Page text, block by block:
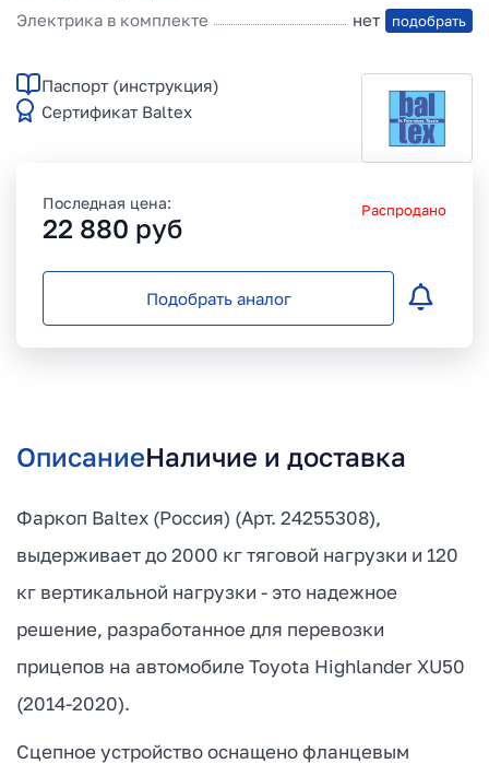
Электрика в комплекте
нет подобрать
Паспорт (инструкция)
Сертификат Baltex
Последная цена:
22 880 руб
Распродано
Подобрать аналог
ОписаниеНаличие и доставка
Фаркоп Baltex (Россия) (Арт. 24255308),
выдерживает до 2000 кг тяговой нагрузки и 120
кг вертикальной нагрузки - это надежное
решение, разработанное для перевозки
прицепов на автомобиле Toyota Highlander XU50
(2014-2020).
Сцепное устройство оснащено фланцевым